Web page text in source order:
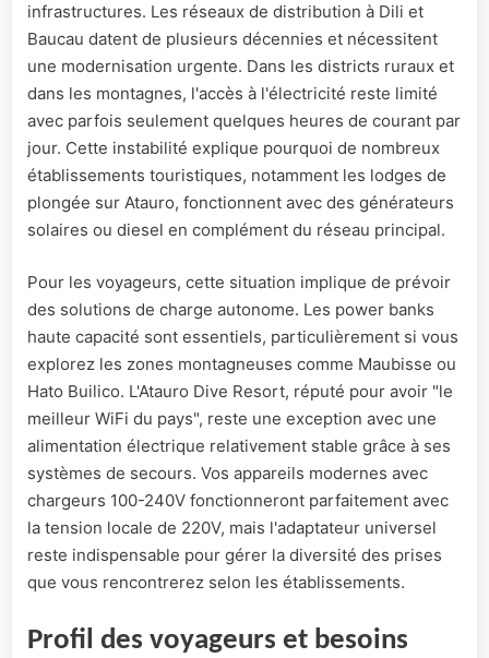
infrastructures. Les réseaux de distribution à Dili et
Baucau datent de plusieurs décennies et nécessitent
une modernisation urgente. Dans les districts ruraux et
dans les montagnes, l'accès à l'électricité reste limité
avec parfois seulement quelques heures de courant par
jour. Cette instabilité explique pourquoi de nombreux
établissements touristiques, notamment les lodges de
plongée sur Atauro, fonctionnent avec des générateurs
solaires ou diesel en complément du réseau principal.
Pour les voyageurs, cette situation implique de prévoir
des solutions de charge autonome. Les power banks
haute capacité sont essentiels, particulièrement si vous
explorez les zones montagneuses comme Maubisse ou
Hato Builico. L'Atauro Dive Resort, réputé pour avoir "le
meilleur WiFi du pays", reste une exception avec une
alimentation électrique relativement stable grâce à ses
systèmes de secours. Vos appareils modernes avec
chargeurs 100-240V fonctionneront parfaitement avec
la tension locale de 220V, mais l'adaptateur universel
reste indispensable pour gérer la diversité des prises
que vous rencontrerez selon les établissements.
Profil des voyageurs et besoins